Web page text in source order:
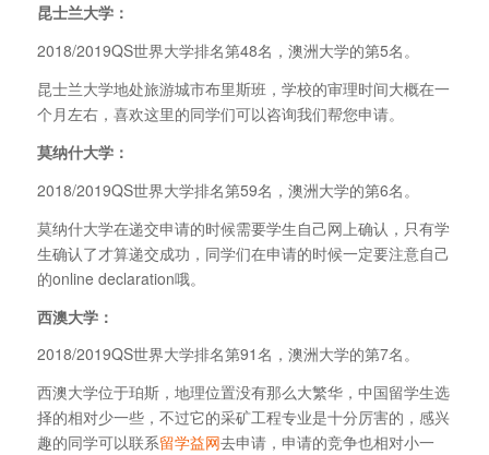
昆士兰大学：
2018/2019QS世界大学排名第48名，澳洲大学的第5名。
昆士兰大学地处旅游城市布里斯班，学校的审理时间大概在一
个月左右，喜欢这里的同学们可以咨询我们帮您申请。
莫纳什大学：
2018/2019QS世界大学排名第59名，澳洲大学的第6名。
莫纳什大学在递交申请的时候需要学生自己网上确认，只有学
生确认了才算递交成功，同学们在申请的时候一定要注意自己
的online declaration哦。
西澳大学：
2018/2019QS世界大学排名第91名，澳洲大学的第7名。
西澳大学位于珀斯，地理位置没有那么大繁华，中国留学生选
择的相对少一些，不过它的采矿工程专业是十分厉害的，感兴
趣的同学可以联系留学益网去申请，申请的竞争也相对小一